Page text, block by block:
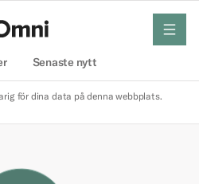
Senaste nytt
meny
för dina data på denna webbplats.